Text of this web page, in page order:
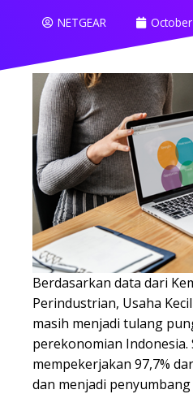
NETGEAR
Berdasarkan data dari
Perindustrian, Usaha
masih menjadi tulang
perekonomian Indonesia.
mempekerjakan 97,7%
dan menjadi